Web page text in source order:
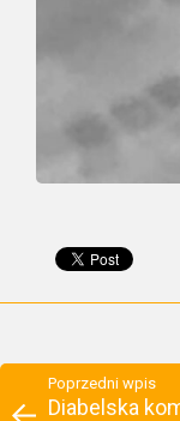
Poprzedni wpis
Diabelska